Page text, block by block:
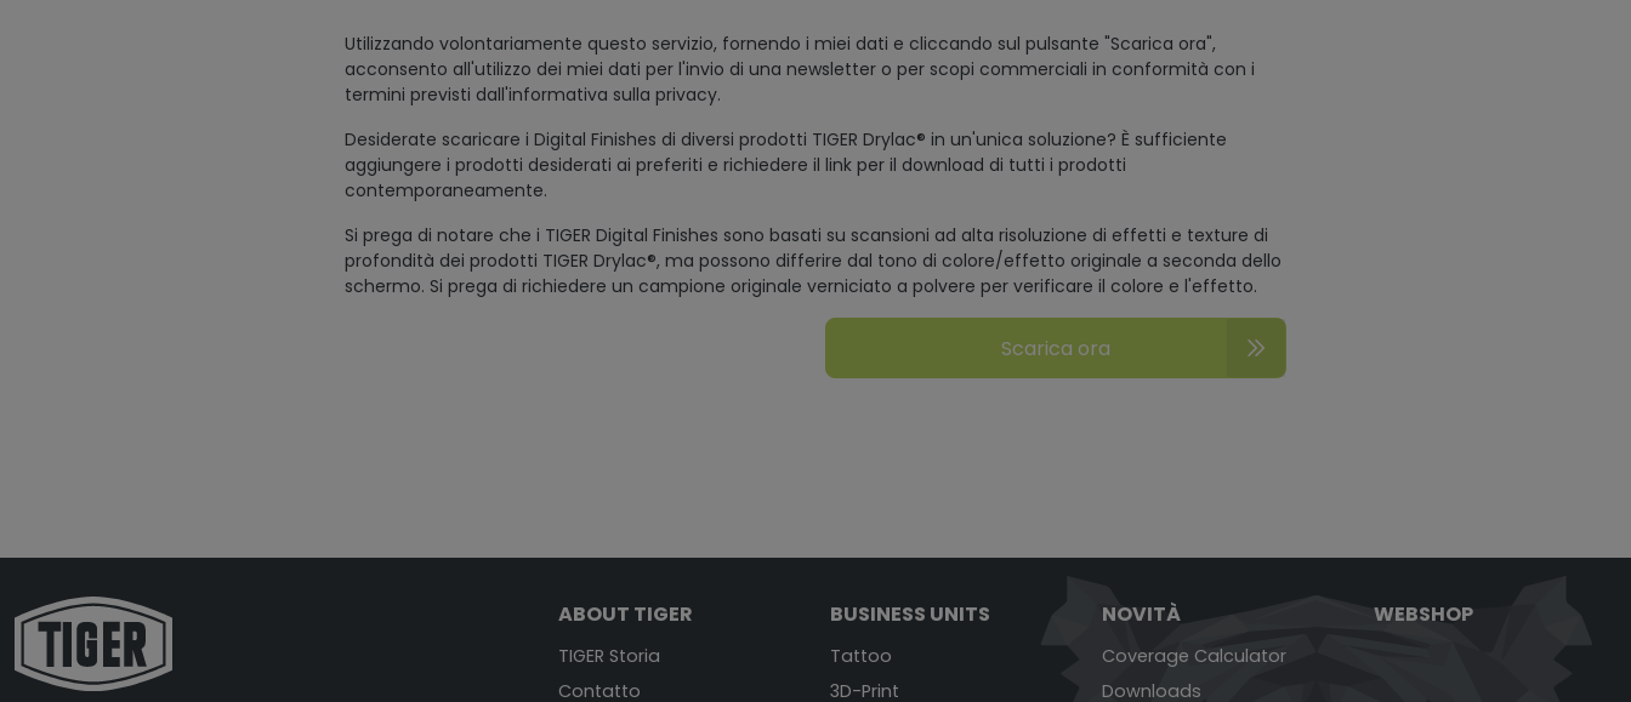
Utilizzando volontariamente questo servizio, fornendo i miei dati e cliccando sul pulsante "Scarica ora",
acconsento all'utilizzo dei miei dati per l'invio di una newsletter o per scopi commerciali in conformità con i
termini previsti dall'informativa sulla privacy.
Desiderate scaricare i Digital Finishes di diversi prodotti TIGER Drylac® in un'unica soluzione? È sufficiente
aggiungere i prodotti desiderati ai preferiti e richiedere il link per il download di tutti i prodotti
contemporaneamente.
Si prega di notare che i TIGER Digital Finishes sono basati su scansioni ad alta risoluzione di effetti e texture di
profondità dei prodotti TIGER Drylac®, ma possono differire dal tono di colore/effetto originale a seconda dello
schermo. Si prega di richiedere un campione originale verniciato a polvere per verificare il colore e l'effetto.
Scarica ora
ABOUT TIGER
TIGER Storia
Contatto
BUSINESS UNITS
Tattoo
3D-Print
NOVITÀ
Coverage Calculator
Downloads
WEBSHOP